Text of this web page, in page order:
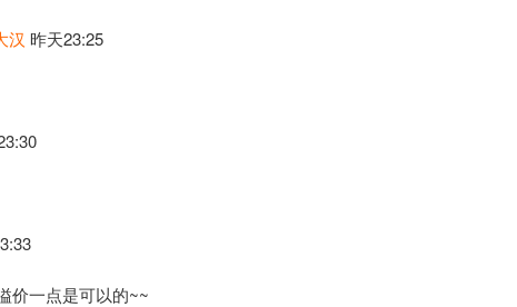
汉 昨天23:25
价一点是可以的~~